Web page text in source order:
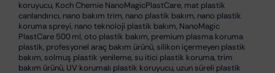
yüzey koruyucu ,kauçuk ve plastik yenileyici,kauçuk yüzey
koruyucu ,Koch Chemie NanoMagicPlastCare,mat plastik
canlandırıcı,nano bakım trim, nano plastik bakım, nano plastik
koruma spreyi ,nano teknoloji plastik bakım , NanoMagic
PlastCare 500 ml, oto plastik bakım,premium plasma koruma
plastik,profesyonel araç bakım ürünü
silikon içermeyen plastik